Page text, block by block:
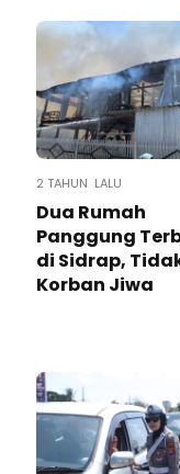
2 TAHUN LALU
Dua Rumah
Panggung
di Sidrap,
Korban Jiwa